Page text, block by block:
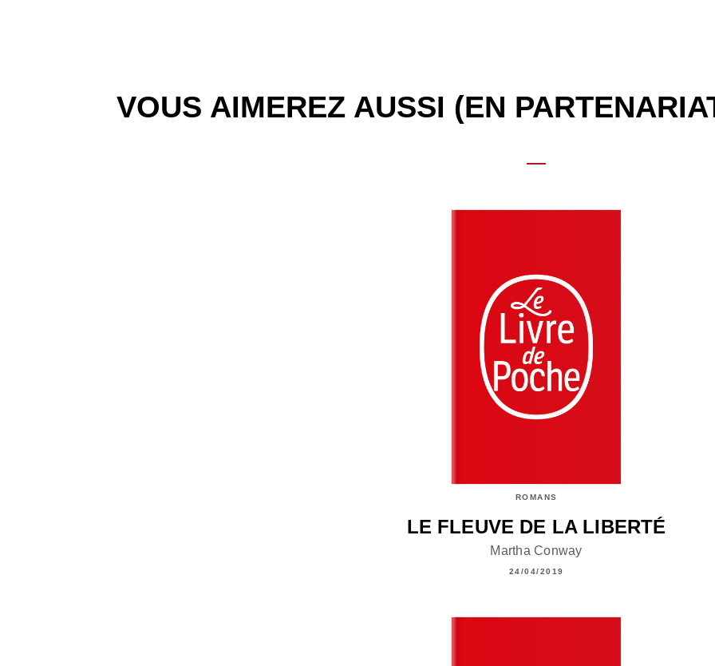
VOUS AIMEREZ AUSSI (EN
ROMANS
LE FLEUVE DE LA LIBERTÉ
Martha Conway
24/04/2019